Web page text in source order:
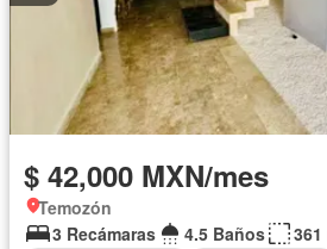
$ 42,000 MXN/mes
Temozón
3 Recámaras
4.5 Baños
361